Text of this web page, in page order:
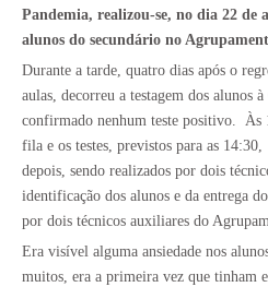
Pandemia, realizou-se, no dia 22 de
alunos do secundário no
Durante a tarde, quatro dias após o
aulas, decorreu a testagem dos alunos
confirmado nenhum teste positivo. Às
fila e os testes, previstos para as 14:30,
depois, sendo realizados por dois
identificação dos alunos e da entrega
por dois técnicos auxiliares do
Era visível alguma ansiedade nos
muitos, era a primeira vez que tinham